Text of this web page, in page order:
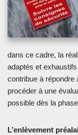
dans ce cadre, la
adaptés et
contribue à répondre
procéder à une
possible dès la
L’enlèvement